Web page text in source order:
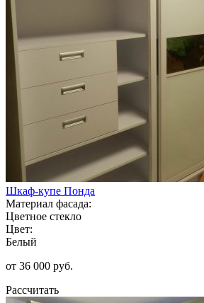
Шкаф-купе Понда
Материал фасада:
Цветное стекло
Цвет:
Белый
от 36 000 руб.
Рассчитать